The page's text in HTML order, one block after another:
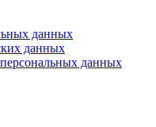
данных
данных
данных